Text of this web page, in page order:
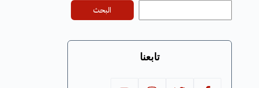
البحث
تابعنا